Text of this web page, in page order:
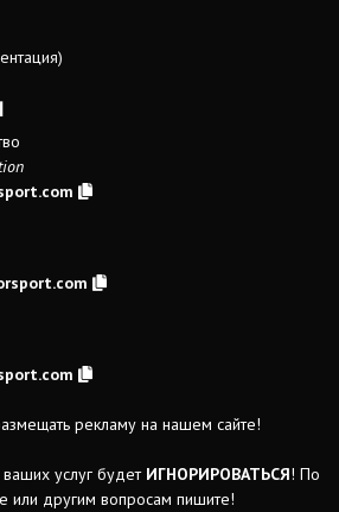
рекламу на нашем сайте!
услуг будет ИГНОРИРОВАТЬСЯ! По
или другим вопросам пишите!